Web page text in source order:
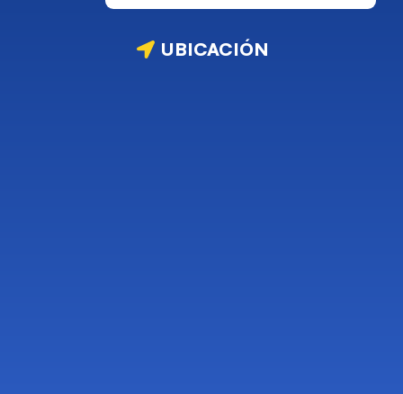
UBICACIÓN